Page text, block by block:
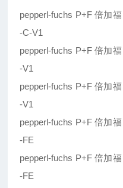
pepperl-fuchs P+F 倍
-C-V1
pepperl-fuchs P+F 倍
-V1
pepperl-fuchs P+F 倍
-V1
pepperl-fuchs P+F 倍
-FE
pepperl-fuchs P+F 倍
-FE